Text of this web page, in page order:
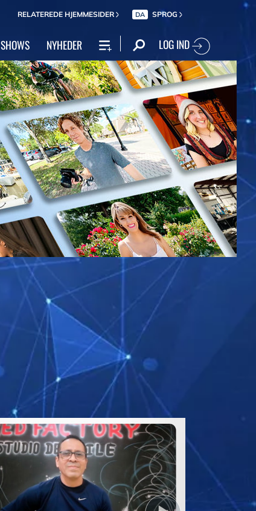
RELATEREDE HJEMMESIDER DA SPROG
SHOWS NYHEDER LOG IND